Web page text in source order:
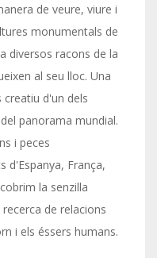
de veure, viure i
monumentals de
diversos racons de la
al seu lloc. Una
d'un dels
panorama mundial.
i peces
d'Espanya, França,
la senzilla
de relacions
i els éssers humans.